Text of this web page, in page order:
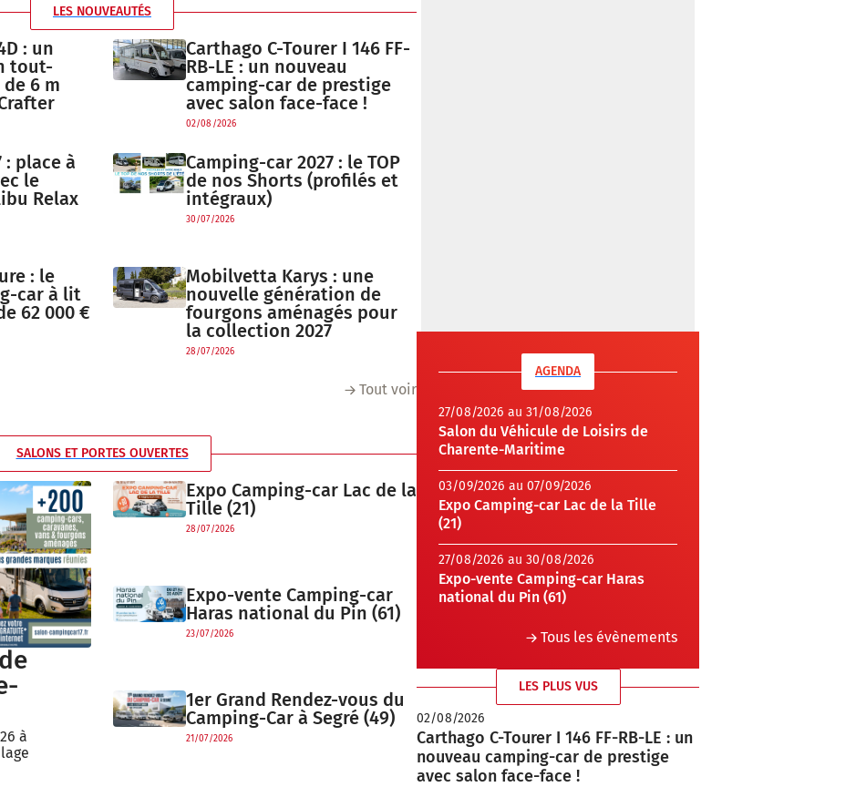
LES NOUVEAUTÉS
: un
tout-
6 m
Carthago C-Tourer I 146 FF-
RB-LE : un nouveau
camping-car de prestige
avec salon face-face !
02/08/2026
: place à
le
Relax
Camping-car 2027 : le TOP
de nos Shorts (profilés et
intégraux)
30/07/2026
: le
car à lit
62 000 €
Mobilvetta Karys : une
nouvelle génération de
fourgons aménagés pour
la collection 2027
28/07/2026
Tout voir
SALONS ET PORTES OUVERTES
à
Expo Camping-car Lac de la
Tille (21)
28/07/2026
Expo-vente Camping-car
Haras national du Pin (61)
23/07/2026
1er Grand Rendez-vous du
Camping-Car à Segré (49)
21/07/2026
AGENDA
27/08/2026 au 31/08/2026
Salon du Véhicule de Loisirs de
Charente-Maritime
03/09/2026 au 07/09/2026
Expo Camping-car Lac de la Tille
(21)
27/08/2026 au 30/08/2026
Expo-vente Camping-car Haras
national du Pin (61)
Tous les évènements
LES PLUS VUS
02/08/2026
Carthago C-Tourer I 146 FF-RB-LE : un
nouveau camping-car de prestige
avec salon face-face !